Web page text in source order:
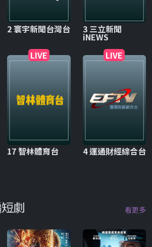
2 寰宇新聞台灣台 3 三立新聞
iNEWS
LIVE
17 智林體育台
LIVE
4 運通財經綜合台
劇 看更多